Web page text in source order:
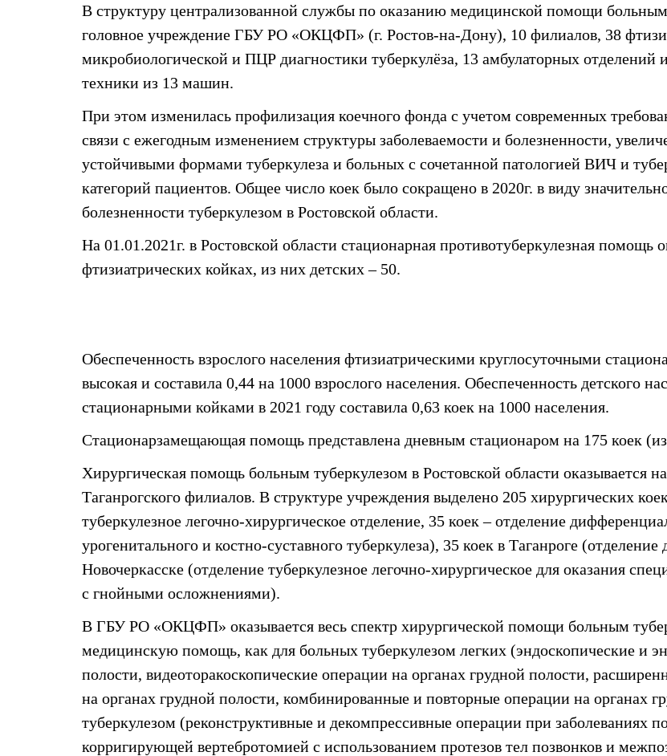
В структуру централизованной службы по оказанию медицинской помощи больным
головное учреждение ГБУ РО «ОКЦФП» (г. Ростов-на-Дону), 10 филиалов, 38
микробиологической и ПЦР диагностики туберкулёза, 13 амбулаторных
техники из 13 машин.
При этом изменилась профилизация коечного фонда с учетом современных
связи с ежегодным изменением структуры заболеваемости и болезненности,
устойчивыми формами туберкулеза и больных с сочетанной патологией ВИЧ и
категорий пациентов. Общее число коек было сокращено в 2020г. в виду
болезненности туберкулезом в Ростовской области.
На 01.01.2021г. в Ростовской области стационарная противотуберкулезная помощь
фтизиатрических койках, из них детских – 50.
Обеспеченность взрослого населения фтизиатрическими круглосуточными
высокая и составила 0,44 на 1000 взрослого населения. Обеспеченность детского
стационарными койками в 2021 году составила 0,63 коек на 1000 населения.
Стационарзамещающая помощь представлена дневным стационаром на 175 коек
Хирургическая помощь больным туберкулезом в Ростовской области
Таганрогского филиалов. В структуре учреждения выделено 205 хирургических
туберкулезное легочно-хирургическое отделение, 35 коек – отделение
урогенитального и костно-суставного туберкулеза), 35 коек в Таганроге
Новочеркасске (отделение туберкулезное легочно-хирургическое для оказания
с гнойными осложнениями).
В ГБУ РО «ОКЦФП» оказывается весь спектр хирургической помощи больным
медицинскую помощь, как для больных туберкулезом легких (эндоскопические и
полости, видеоторакоскопические операции на органах грудной полости,
на органах грудной полости, комбинированные и повторные операции на органах
туберкулезом (реконструктивные и декомпрессивные операции при заболеваниях
корригирующей вертебротомией с использованием протезов тел позвонков и